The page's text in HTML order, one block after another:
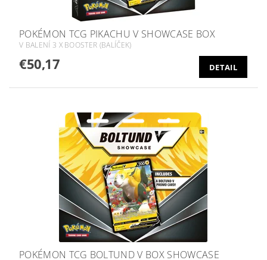
POKÉMON TCG PIKACHU V SHOWCASE BOX
V BALENÍ 3 X BOOSTER (BALÍČEK)
€50,17 DETAIL
POKÉMON TCG BOLTUND V BOX SHOWCASE